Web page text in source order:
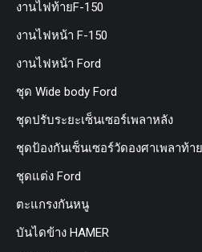
งานไฟท้ายF-150
งานไฟหน้า F-150
งานไฟหน้า Ford
ชุด Wide body Ford
ชุดปรับระยะเซ็นเซอร์เพลาหลัง
ชุดป้องกันเซ็นเซอร์วัดองศาเพลาท้าย
ชุดแต่ง Ford
ตะแกรงกันหนู
บันไดข้าง HAMER